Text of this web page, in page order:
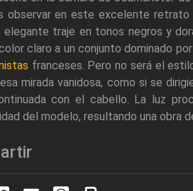
observar en este excelente
elegante traje en tonos negros y
claro a un conjunto dominado
franceses. Pero no será el
mirada vanidosa, como si se
con el cabello. La luz
del modelo, resultando una obra